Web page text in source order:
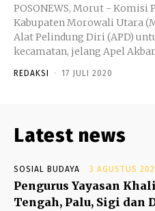
POSONEWS, Morut - Komisi
Kabupaten Morowali Utara
Alat Pelindung Diri (APD)
kecamatan, jelang Apel
REDAKSI - 17 JULI 2020
Latest news
SOSIAL BUDAYA 3 AGUSTUS
Pengurus Yayasan
Tengah, Palu, Sigi dan